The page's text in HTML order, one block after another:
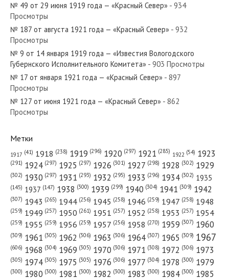
№ 7 от января 1930 года —
№ 210 от сентября 1938 года —
«Красный Север»
№ 33 от февраля 1972 года —
№ 49 от 29 июня 1919 года — «Красный Север» - 934
Просмотры
№ 187 от августа 1921 года — «Красный Север» - 932
Просмотры
№ 9 от 14 января 1919 года — «Известия Вологодского
Губернского Исполнительного Комитета» - 903 Просмотры
№ 17 от января 1921 года — «Красный Север» - 897
Просмотры
№ 127 от июня 1921 года — «Красный Север» - 862
Просмотры
Метки
1917 (41) 1918 (238) 1919 (296) 1920 (297) 1921 (285) 1922 (54) 1923
(291) 1924 (297) 1925 (297) 1926 (301) 1927 (298) 1928 (302) 1929
(302) 1930 (297) 1931 (293) 1932 (295) 1933 (296) 1934 (302) 1935
(145) 1937 (147) 1938 (300) 1939 (299) 1940 (304) 1941 (309) 1942
(307) 1943 (265) 1944 (256) 1945 (258) 1946 (259) 1947 (258) 1948
(259) 1949 (257) 1950 (261) 1951 (257) 1952 (258) 1953 (257) 1954
(259) 1955 (259) 1956 (259) 1957 (256) 1958 (270) 1959 (307) 1960
(309) 1961 (305) 1962 (306) 1963 (306) 1964 (307) 1965 (309) 1967
(606) 1968 (304) 1969 (305) 1970 (306) 1971 (308) 1972 (306) 1973
(305) 1974 (305) 1975 (305) 1976 (306) 1977 (304) 1978 (300) 1979
(300) 1980 (300) 1981 (300) 1982 (300) 1983 (300) 1984 (300) 1985